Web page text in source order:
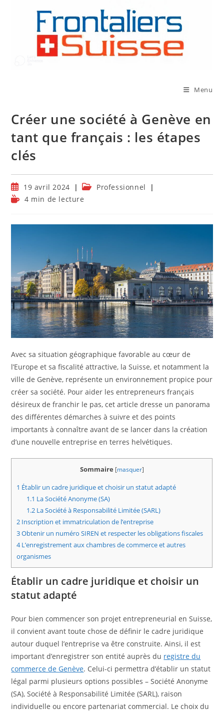
Menu
Créer une société à Genève en
tant que français : les étapes
clés
Publication
publiée :
19 avril 2024
Post
category:
Professionnel
Temps4 min de lecture
Avec sa situation géographique favorable au cœur de
l’Europe et sa fiscalité attractive, la Suisse, et notamment la
ville de Genève, représente un environnement propice pour
créer sa société. Pour aider les entrepreneurs français
désireux de franchir le pas, cet article dresse un panorama
des différentes démarches à suivre et des points
importants à connaître avant de se lancer dans la création
d’une nouvelle entreprise en terres helvétiques.
Sommaire [masquer]
1 Établir un cadre juridique et choisir un statut adapté
1.1 La Société Anonyme (SA)
1.2 La Société à Responsabilité Limitée (SARL)
2 Inscription et immatriculation de l’entreprise
3Obtenir un numéro SIREN et respecter les obligations fiscales
4L’enregistrement aux chambres de commerce et autres
organismes
Établir un cadre juridique et choisir un
statut adapté
Pour bien commencer son projet entrepreneurial en Suisse,
il convient avant toute chose de définir le cadre juridique
autour duquel l’entreprise va être construite. Ainsi, il est
important d’enregistrer son entité auprès du registre du
commerce de Genève. Celui-ci permettra d’établir un statut
légal parmi plusieurs options possibles – Société Anonyme
(SA), Société à Responsabilité Limitée (SARL), raison
individuelle ou encore partenariat commercial. Le choix du